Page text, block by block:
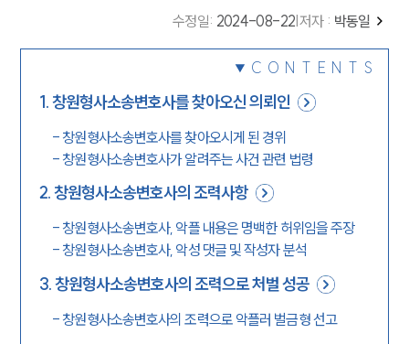
수정일: 2024-08-22 저자 : 박동일
CONTENTS
1.창원형사소송변호사를 찾아오신 의뢰인
- 창원형사소송변호사를 찾아오시게 된 경위
- 창원형사소송변호사가 알려주는 사건 관련 법령
2.창원형사소송변호사의 조력사항
- 창원형사소송변호사, 악플 내용은 명백한 허위임을 주장
- 창원형사소송변호사, 악성 댓글 및 작성자 분석
3.창원형사소송변호사의 조력으로 처벌 성공
- 창원형사소송변호사의 조력으로 악플러 벌금형 선고